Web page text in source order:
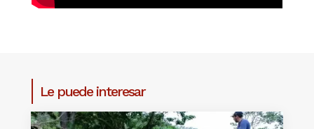
Le puede interesar